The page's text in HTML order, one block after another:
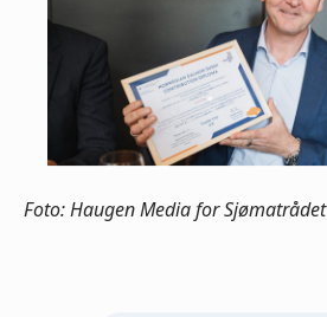
Foto: Haugen Media for Sjømatrådet